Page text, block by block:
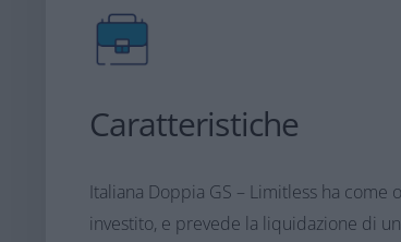
Caratteristiche
Italiana Doppia GS – Limitless ha
investito, e prevede la liquidazione di